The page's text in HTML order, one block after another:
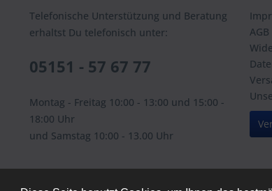
Telefonische Unterstützung und Beratung
erhaltst Du telefonisch unter:
05151 - 57 67 77
Montag - Freitag 10:00 - 13:00 und 15:00 -
18:00 Uhr
und Samstag 10:00 - 13.00 Uhr
AGB